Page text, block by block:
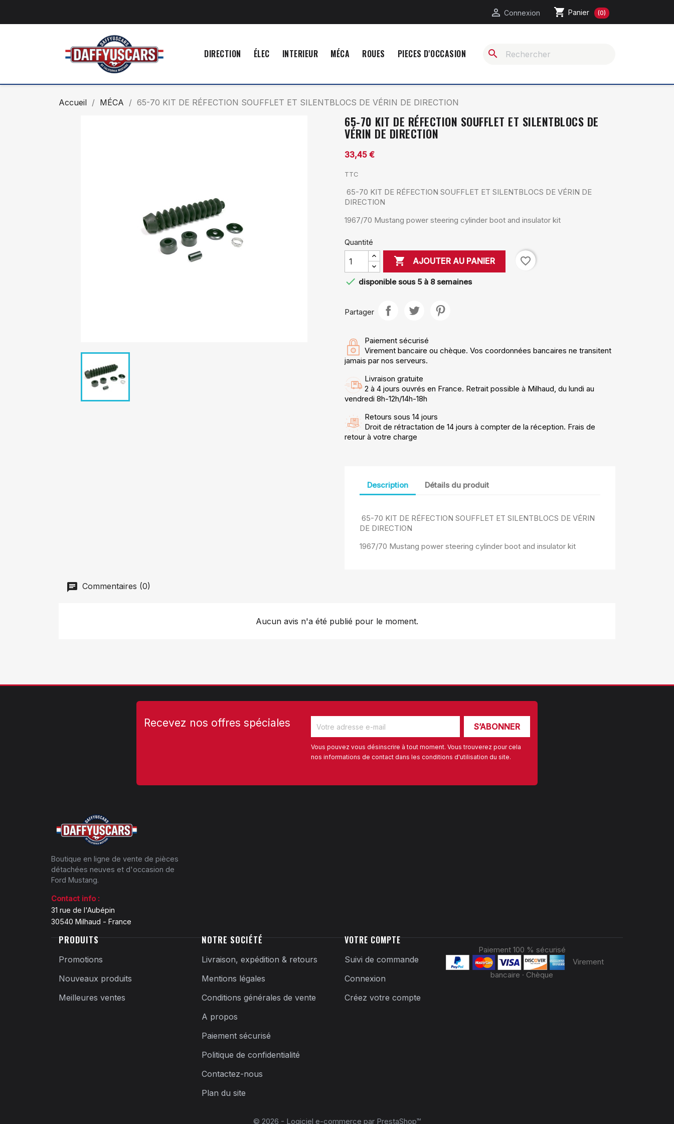
 Connexion shopping_cart Panier (0)
DIRECTION ÉLEC INTERIEUR MÉCA ROUES PIECES D'OCCASION search
Accueil MÉCA 65-70 KIT DE RÉFECTION SOUFFLET ET SILENTBLOCS DE VÉRIN DE DIRECTION
65-70 KIT DE RÉFECTION SOUFFLET ET SILENTBLOCS DE
VÉRIN DE DIRECTION
33,45 €
TTC
65-70 KIT DE RÉFECTION SOUFFLET ET SILENTBLOCS DE VÉRIN DE
DIRECTION
1967/70 Mustang power steering cylinder boot and insulator kit
Quantité
 AJOUTER AU PANIER
favorite_border
 disponible sous 5 à 8 semaines
Partager
Paiement sécurisé
Virement bancaire ou chèque. Vos coordonnées bancaires ne transitent
jamais par nos serveurs.
Livraison gratuite
2 à 4 jours ouvrés en France. Retrait possible à Milhaud, du lundi au
vendredi 8h-12h/14h-18h
Retours sous 14 jours
Droit de rétractation de 14 jours à compter de la réception. Frais de
retour à votre charge
Description Détails du produit
65-70 KIT DE RÉFECTION SOUFFLET ET SILENTBLOCS DE VÉRIN
DE DIRECTION
1967/70 Mustang power steering cylinder boot and insulator kit
Commentaires (0)
Aucun avis n'a été publié pour le moment.
Recevez nos offres spéciales
Vous pouvez vous désinscrire à tout moment. Vous trouverez pour cela
nos informations de contact dans les conditions d'utilisation du site.
Boutique en ligne de vente de pièces
détachées neuves et d'occasion de
Ford Mustang.
Contact info :
31 rue de l'Aubépin
30540 Milhaud - France
PRODUITS
Promotions
Nouveaux produits
Meilleures ventes
NOTRE SOCIÉTÉ
Livraison, expédition & retours
Mentions légales
Conditions générales de vente
A propos
Paiement sécurisé
Politique de confidentialité
Contactez-nous
Plan du site
VOTRE COMPTE
Suivi de commande
Connexion
Créez votre compte
Paiement 100 % sécurisé
Virement
bancaire · Chèque
© 2026 - Logiciel e-commerce par PrestaShop™